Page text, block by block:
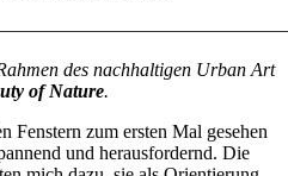
des nachhaltigen Urban Art
of Nature.
Fenstern zum ersten Mal gesehen
und herausfordernd. Die